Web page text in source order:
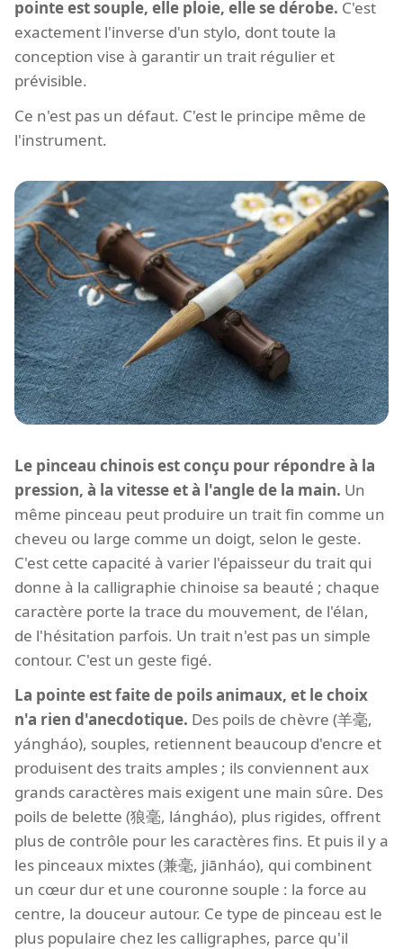
pointe est souple, elle ploie, elle se dérobe. C'est
exactement l'inverse d'un stylo, dont toute la
conception vise à garantir un trait régulier et
prévisible.
Ce n'est pas un défaut. C'est le principe même de
l'instrument.
Le pinceau chinois est conçu pour répondre à la
pression, à la vitesse et à l'angle de la main. Un
même pinceau peut produire un trait fin comme un
cheveu ou large comme un doigt, selon le geste.
C'est cette capacité à varier l'épaisseur du trait qui
donne à la calligraphie chinoise sa beauté ; chaque
caractère porte la trace du mouvement, de l'élan,
de l'hésitation parfois. Un trait n'est pas un simple
contour. C'est un geste figé.
La pointe est faite de poils animaux, et le choix
n'a rien d'anecdotique. Des poils de chèvre (羊毫,
yángháo), souples, retiennent beaucoup d'encre et
produisent des traits amples ; ils conviennent aux
grands caractères mais exigent une main sûre. Des
poils de belette (狼毫, lángháo), plus rigides, offrent
plus de contrôle pour les caractères fins. Et puis il y a
les pinceaux mixtes (兼毫, jiānháo), qui combinent
un cœur dur et une couronne souple : la force au
centre, la douceur autour. Ce type de pinceau est le
plus populaire chez les calligraphes, parce qu'il